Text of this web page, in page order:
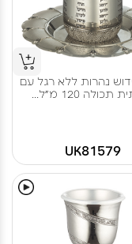
נהרות ללא רגל עם
120 מ"ל...
UK81579